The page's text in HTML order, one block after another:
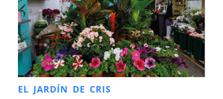
EL JARDÍN DE CRIS